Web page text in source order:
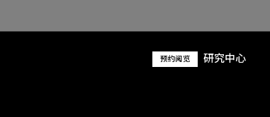
预约阅览 研究中心